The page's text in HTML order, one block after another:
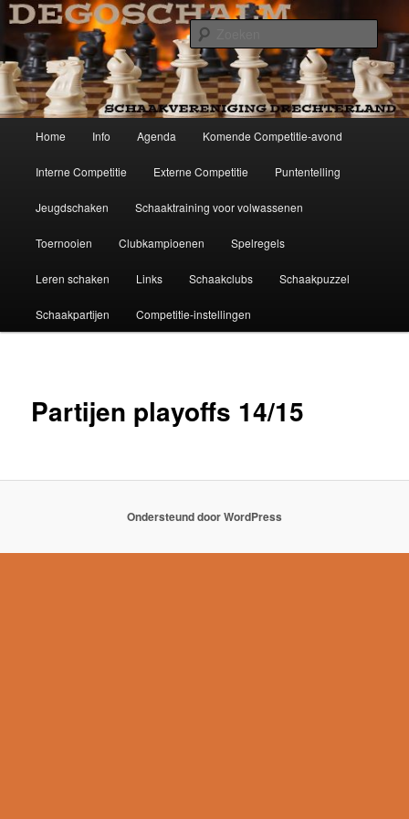
Spring
naar
de
primaire
inhoudDegoschalm
Schaakvereniging Drechterland
Home Info Agenda Komende Competitie-avond
Interne Competitie Externe Competitie Puntentelling
Jeugdschaken Schaaktraining voor volwassenen
Toernooien Clubkampioenen Spelregels
Leren schaken Links Schaakclubs Schaakpuzzel
Schaakpartijen Competitie-instellingen
Partijen playoffs 14/15
Ondersteund door WordPress